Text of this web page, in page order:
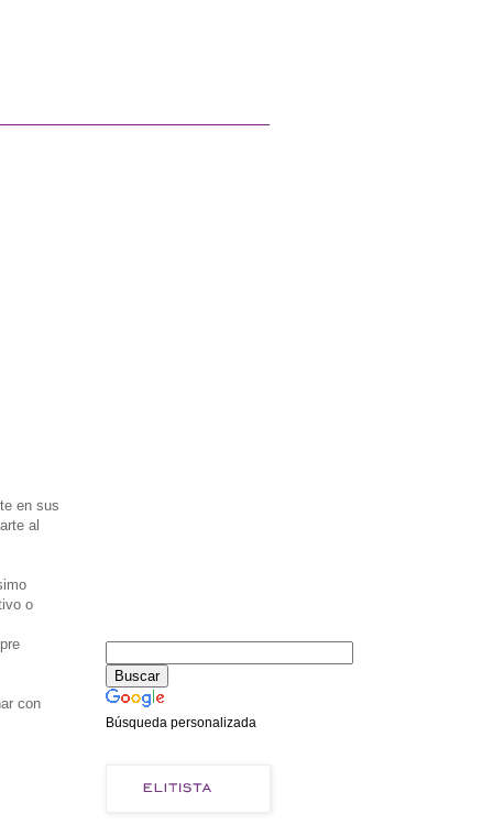
en sus
al
o
con
Búsqueda personalizada